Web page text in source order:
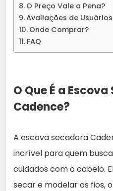
O Preço Vale a Pena?
Avaliações de Usuários
Onde Comprar?
FAQ
O Que É a
Cadence?
A escova secadora
incrível para quem
cuidados com o cabelo.
secar e modelar os fios,